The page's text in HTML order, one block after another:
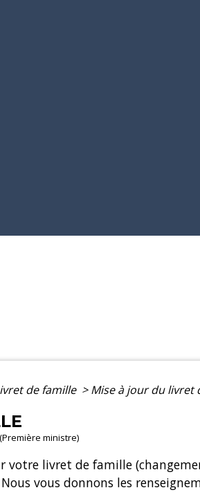
de famille > Mise à jour du livret
ministre)
votre livret de famille
vous donnons les